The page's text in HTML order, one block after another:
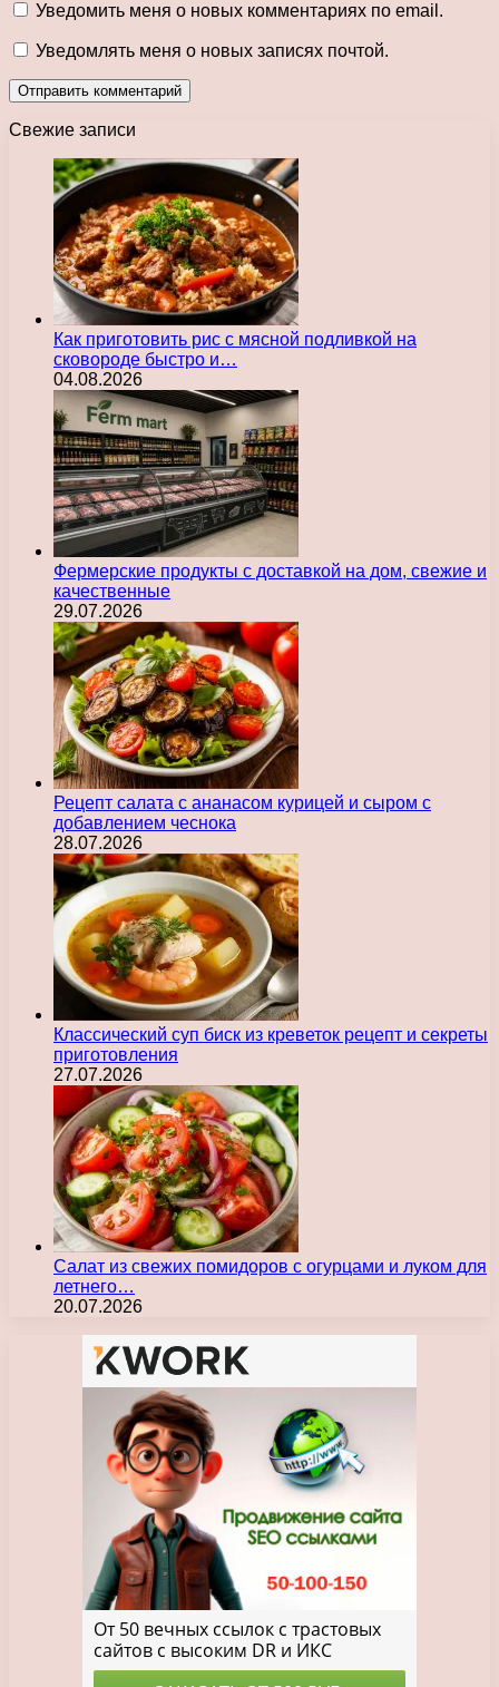
Уведомить меня о новых комментариях по email.
Уведомлять меня о новых записях почтой.
Свежие записи
Как приготовить рис с мясной подливкой на
сковороде быстро и…
04.08.2026
Фермерские продукты с доставкой на дом, свежие и
качественные
29.07.2026
Рецепт салата с ананасом курицей и сыром с
добавлением чеснока
28.07.2026
Классический суп биск из креветок рецепт и секреты
приготовления
27.07.2026
Салат из свежих помидоров с огурцами и луком для
летнего…
20.07.2026